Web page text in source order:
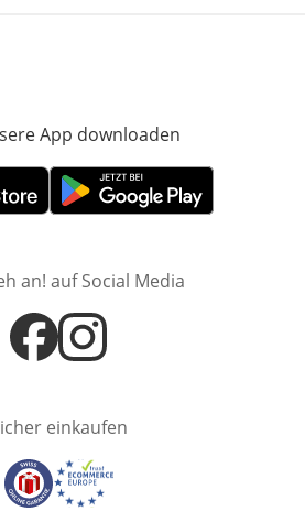
App downloaden
Fenster
Öffnet in neuem Fenster
an! auf Social Media
Öffnet in neuem Fenster
Öffnet in neuem Fenster
einkaufen
Öffnet in neuem Fenster
Öffnet in neuem Fenster